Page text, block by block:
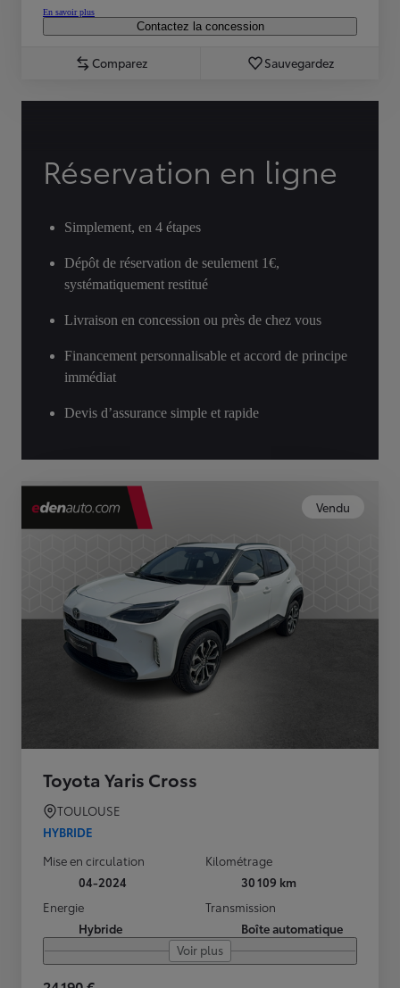
En savoir plus
Contactez la concession
Comparez Sauvegardez
Réservation en ligne
Simplement, en 4 étapes
Dépôt de réservation de seulement 1€,
systématiquement restitué
Livraison en concession ou près de chez vous
Financement personnalisable et accord de principe
immédiat
Devis d’assurance simple et rapide
Vendu
Toyota Yaris Cross
TOULOUSE
HYBRIDE
Mise en circulation
04-2024
Kilométrage
30 109 km
Energie
Hybride
Transmission
Boîte automatique
Voir plus